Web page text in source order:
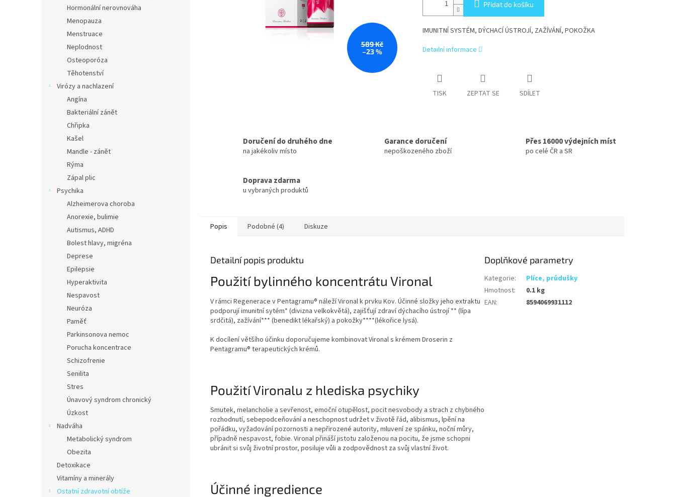
Hormonální nerovnováha
Menopauza
Menstruace
Neplodnost
Osteoporóza
Těhotenství
Virózy a nachlazení
Angína
Bakteriální zánět
Chřipka
Kašel
Mandle - zánět
Rýma
Zápal plic
Psychika
Alzheimerova choroba
Anorexie, bulimie
Autismus, ADHD
Bolest hlavy, migréna
Deprese
Epilepsie
Hyperaktivita
Nespavost
Neuróza
Paměť
Parkinsonova nemoc
Porucha koncentrace
Schizofrenie
Senilita
Stres
Únavový syndrom chronický
Úzkost
Nadváha
Metabolický syndrom
Obezita
Detoxikace
Vitamíny a minerály
Ostatní zdravotní obtíže
589 Kč
–23 %
Přidat do košíku
IMUNITNÍ SYSTÉM, DÝCHACÍ ÚSTROJÍ, ZAŽÍVÁNÍ, POKOŽKA
Detailní informace
TISK ZEPTAT SE SDÍLET
Doručení do druhého dne
na jakékoliv místo
Garance doručení
nepoškozeného zboží
Přes 16000 výdejních míst
po celé ČR a SR
Doprava zdarma
u vybraných produktů
Popis Podobné (4) Diskuze
Detailní popis produktu
Použití bylinného koncentrátu Vironal
V rámci Regenerace v Pentagramu® náleží Vironal k prvku Kov. Účinné složky jeho extraktu
podporujíimunitní sytém* (divizna velkokvětá), zajišťují zdraví dýchacího ústrojí ** (lípa
srdčitá), zažívání*** (benedikt lékařský) a pokožky****(lékořice lysá).
K docílení většího účinku doporučujeme kombinovat Vironal s krémem Droserin z
Pentagramu® terapeutických krémů.
Použití Vironalu z hlediska psychiky
Smutek, melancholie a sevřenost, emoční otupělost, pocit nesvobody a strach z chybného
rozhodnutí, sebepodceňování a neschopnost udržet v životě řád, alibismus, lpění na
pořádku, vyžadování pozornosti a nepřirozené autority, mluvení ze spánku, noční můry,
případně nespavost, fobie. Vironal přináší jistotu založenou na pocitu, že jsme schopni
ubránit si svůj životní prostor, posiluje vůli a zodpovědnost za svůj vlastní život.
Účinné ingredience
Doplňkové parametry
Kategorie:
Plíce, průdušky
Hmotnost:
0.1 kg
EAN: 8594069931112